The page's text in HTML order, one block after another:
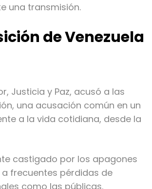
una transmisión.
de Venezuela
Justicia y Paz, acusó a las
una acusación común en un
a la vida cotidiana, desde la
castigado por los apagones
frecuentes pérdidas de
como las públicas.